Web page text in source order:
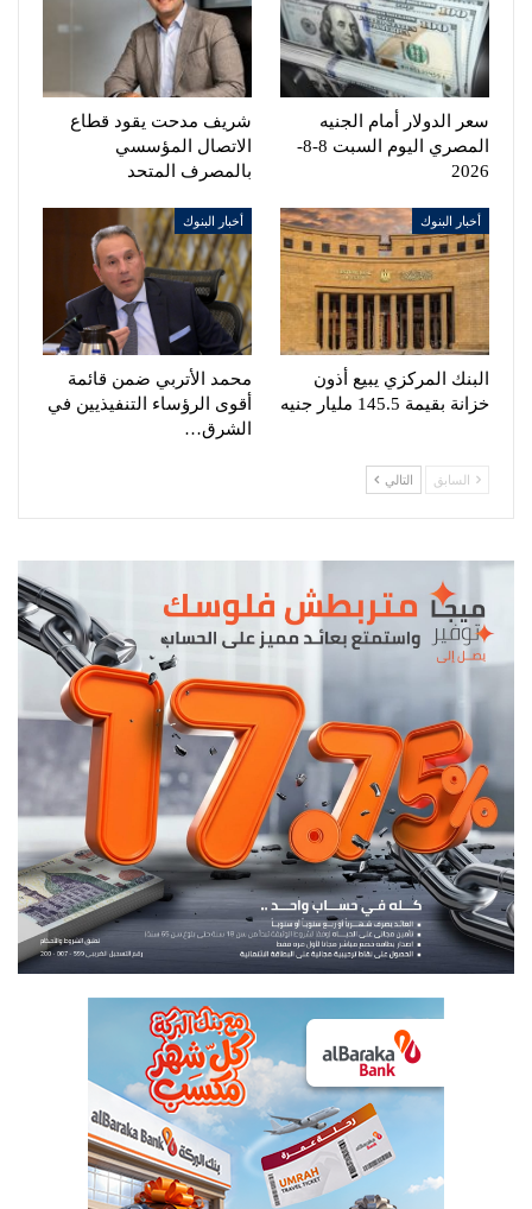
سعر الدولار أمام الجنيه
المصري اليوم السبت 8-8-
2026
شريف مدحت يقود قطاع
الاتصال المؤسسي
بالمصرف المتحد
أخبار البنوك
البنك المركزي يبيع أذون
خزانة بقيمة 145.5 مليار جنيه
أخبار البنوك
محمد الأتربي ضمن قائمة
أقوى الرؤساء التنفيذيين في
الشرق…
السابق التالي